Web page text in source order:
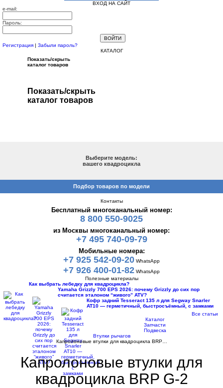
ВХОД НА САЙТ
e-mail:
Пароль:
Регистрация
Забыли пароль?
КАТАЛОГ
Показать/скрыть
каталог товаров
Показать/скрыть
каталог товаров
Выберите модель:
вашего квадроцикла
Подбор товаров по модели
Контакты
Бесплатный многоканальный номер:
8 800 550-9025
из Москвы многоканальный номер:
+7 495 740-09-79
Мобильные номера:
+7 925 542-09-20 WhatsApp
+7 926 400-01-82 WhatsApp
Полезные материалы
Как выбрать лебедку для квадроцикла?
Yamaha Grizzly 700 EPS 2026: почему Grizzly до сих пор
считается эталоном “живого” ATV?
Кофр задний Tesseract 135 л для Segway Snarler
AT10 — герметичный, быстросъёмный, с замками
Все статьи
Каталог
Запчасти
Подвеска
Втулки рычагов
Капролоновые втулки для квадроцикла BRP…
Капролоновые втулки для
квадроцикла BRP G-2